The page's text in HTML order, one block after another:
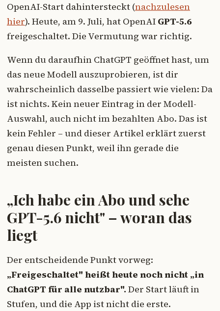
OpenAI-Start dahintersteckt (nachzulesen
hier). Heute, am 9. Juli, hat OpenAI GPT-5.6
freigeschaltet. Die Vermutung war richtig.
Wenn du daraufhin ChatGPT geöffnet hast, um
das neue Modell auszuprobieren, ist dir
wahrscheinlich dasselbe passiert wie vielen: Da
ist nichts. Kein neuer Eintrag in der Modell-
Auswahl, auch nicht im bezahlten Abo. Das ist
kein Fehler – und dieser Artikel erklärt zuerst
genau diesen Punkt, weil ihn gerade die
meisten suchen.
„Ich habe ein Abo und sehe
GPT-5.6 nicht" – woran das
liegt
Der entscheidende Punkt vorweg:
„Freigeschaltet" heißt heute noch nicht „in
ChatGPT für alle nutzbar". Der Start läuft in
Stufen, und die App ist nicht die erste.